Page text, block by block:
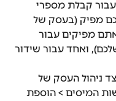
אחד עבור קבלת מספרי
מפיק (בעסק של
מפיקים עבור
ואחד עבור שידור
ניהול העסק של
המיסים > הוספת